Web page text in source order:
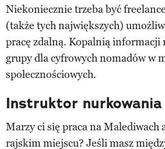
Niekoniecznie trzeba być
(także tych największych)
pracę zdalną. Kopalnią informacji
grupy dla cyfrowych nomadów w
społecznościowych.
Instruktor nurkowania
Marzy ci się praca na Malediwach
rajskim miejscu? Jeśli masz